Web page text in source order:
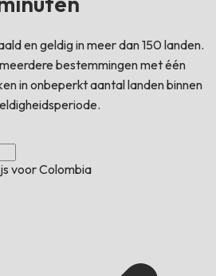
en geldig in meer dan 150 landen.
bestemmingen met één
in onbeperkt aantal landen binnen
voor Colombia